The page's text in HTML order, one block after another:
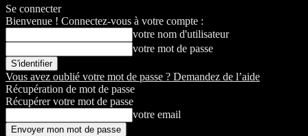
Se connecter
Bienvenue ! Connectez-vous à votre compte :
votre nom d'utilisateur
votre mot de passe
Vous avez oublié votre mot de passe ? Demandez de l’aide
Récupération de mot de passe
Récupérer votre mot de passe
votre email